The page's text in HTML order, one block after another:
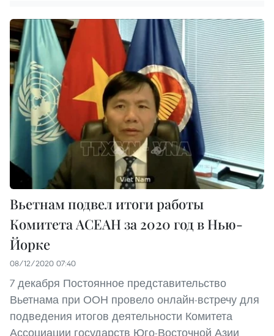
Вьетнам подвел итоги работы
Комитета АСЕАН за 2020 год в Нью-
Йорке
08/12/2020 07:40
7 декабря Постоянное представительство
Вьетнама при ООН провело онлайн-встречу для
подведения итогов деятельности Комитета
Ассоциации государств Юго-Восточной Азии